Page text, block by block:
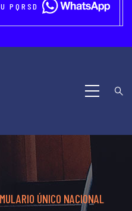
PQRSD
ÚNICO NACIONAL